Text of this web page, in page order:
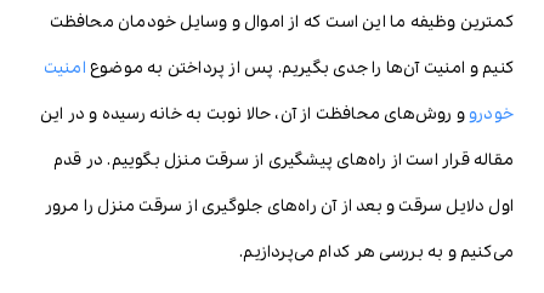
کمترین وظیفه ما این است که از اموال و وسایل خودمان محافظت
کنیم و امنیت آن‌ها را جدی بگیریم. پس از پرداختن به موضوع امنیت
خودرو و روش‌های محافظت از آن، حالا نوبت به خانه رسیده و در این
مقاله قرار است از راه‌های پیشگیری از سرقت منزل بگوییم. در قدم
اول دلایل سرقت و بعد از آن راه‌های جلوگیری از سرقت منزل را مرور
می‌کنیم و به بررسی هر کدام می‌پردازیم.